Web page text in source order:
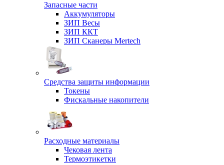
Запасные части
Аккумуляторы
ЗИП Весы
ЗИП ККТ
ЗИП Сканеры Mertech
Средства защиты информации
Токены
Фискальные накопители
Расходные материалы
Чековая лента
Термоэтикетки